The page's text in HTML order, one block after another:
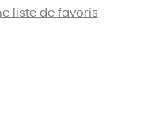
liste de favoris